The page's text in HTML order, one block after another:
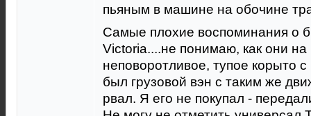
пьяным в машине на обочине
Самые плохие воспоминания о
Victoria....не понимаю, как они
неповоротливое, тупое корыто
был грузовой вэн с таким же
рвал. Я его не покупал -